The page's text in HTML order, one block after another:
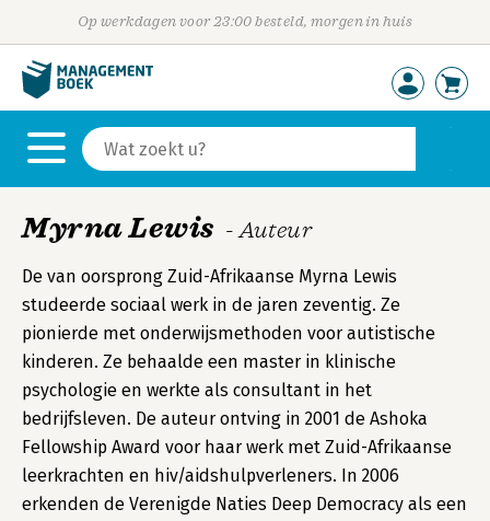
Op werkdagen voor 23:00 besteld, morgen in huis
Myrna Lewis - Auteur
De van oorsprong Zuid-Afrikaanse Myrna Lewis
studeerde sociaal werk in de jaren zeventig. Ze
pionierde met onderwijsmethoden voor autistische
kinderen. Ze behaalde een master in klinische
psychologie en werkte als consultant in het
bedrijfsleven. De auteur ontving in 2001 de Ashoka
Fellowship Award voor haar werk met Zuid-Afrikaanse
leerkrachten en hiv/aidshulpverleners. In 2006
erkenden de Verenigde Naties Deep Democracy als een